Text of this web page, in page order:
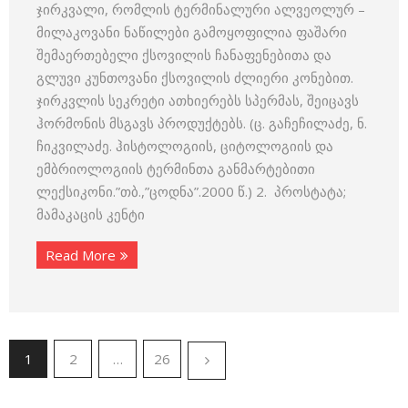
ჯირკვალი, რომლის ტერმინალური ალვეოლურ –
მილაკოვანი ნაწილები გამოყოფილია ფაშარი
შემაერთებელი ქსოვილის ჩანაფენებითა და
გლუვი კუნთოვანი ქსოვილის ძლიერი კონებით.
ჯირკვლის სეკრეტი ათხიერებს სპერმას, შეიცავს
ჰორმონის მსგავს პროდუქტებს. (ც. გაჩეჩილაძე, ნ.
ჩიკვილაძე. ჰისტოლოგიის, ციტოლოგიის და
ემბრიოლოგიის ტერმინთა განმარტებითი
ლექსიკონი.”თბ.,”ცოდნა”.2000 წ.) 2. პროსტატა;
მამაკაცის კენტი
Read More
1 2 … 26